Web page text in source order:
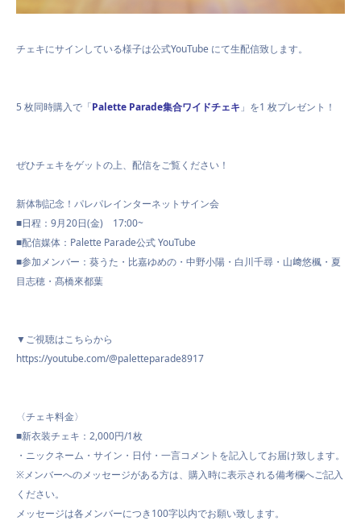
チェキにサインしている様子は公式YouTube にて生配信致します。
5 枚同時購入で「Palette Parade集合ワイドチェキ 」を1 枚プレゼント！
ぜひチェキをゲットの上、配信をご覧ください！
新体制記念！パレパレインターネットサイン会
■日程：9月20日(金) 17:00~
■配信媒体：Palette Parade公式 YouTube
■参加メンバー：葵うた・比嘉ゆめの・中野小陽・白川千尋・山﨑悠楓・夏
目志穂・髙橋來都葉
▼ご視聴はこちらから
https://youtube.com/@paletteparade8917
〈チェキ料金〉
■新衣装チェキ：2,000円/1枚
・ニックネーム・サイン・日付・一言コメントを記入してお届け致します。
※メンバーへのメッセージがある方は、購入時に表示される備考欄へご記入
ください。
メッセージは各メンバーにつき100字以内でお願い致します。